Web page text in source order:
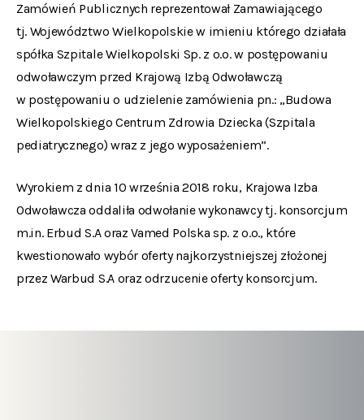
Zamówień Publicznych reprezentował Zamawiającego
tj. Województwo Wielkopolskie w imieniu którego działała
spółka Szpitale Wielkopolski Sp. z o.o. w postępowaniu
odwoławczym przed Krajową Izbą Odwoławczą
w postępowaniu o udzielenie zamówienia pn.: „Budowa
Wielkopolskiego Centrum Zdrowia Dziecka (Szpitala
pediatrycznego) wraz z jego wyposażeniem”.
Wyrokiem z dnia 10 września 2018 roku, Krajowa Izba
Odwoławcza oddaliła odwołanie wykonawcy tj. konsorcjum
m.in. Erbud S.A oraz Vamed Polska sp. z o.o., które
kwestionowało wybór oferty najkorzystniejszej złożonej
przez Warbud S.A oraz odrzucenie oferty konsorcjum.